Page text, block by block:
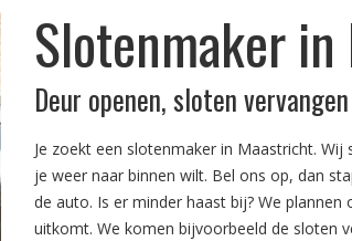
Slotenmaker
Deur openen, sloten
Je zoekt een slotenmaker in Maastricht.
je weer naar binnen wilt. Bel ons op, dan
de auto. Is er minder haast bij? We
uitkomt. We komen bijvoorbeeld de sloten